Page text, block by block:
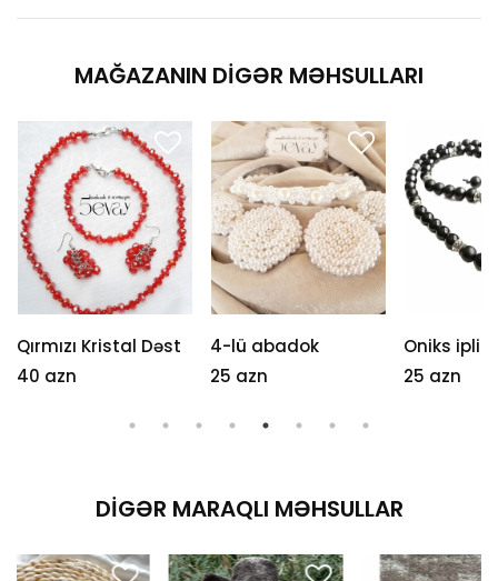
MAĞAZANIN DIGƏR MƏHSULLARI
Qırmızı Kristal Dəst
40 azn
4-lü abadok
25 azn
Oniks ipli
25 azn
DIGƏR MARAQLI MƏHSULLAR